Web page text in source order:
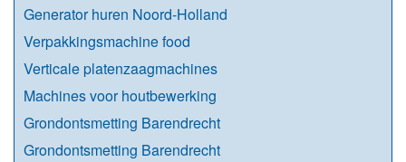
Generator huren Noord-Holland
Verpakkingsmachine food
Verticale platenzaagmachines
Machines voor houtbewerking
Grondontsmetting Barendrecht
Grondontsmetting Barendrecht